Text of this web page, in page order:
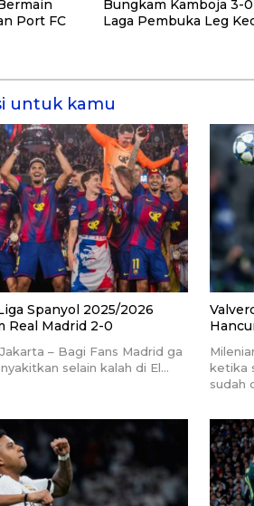
Port FC
Bungkam Kamboja 3-
Laga Pembuka Leg
untuk kamu
Spanyol 2025/2026
Real Madrid 2-0
– Bagi Fans Madrid ga
selain kalah di El…
ketika
sudah